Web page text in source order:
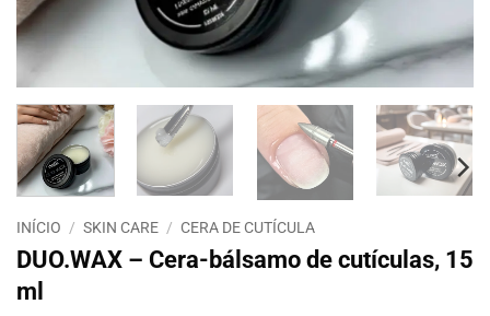
INÍCIO / SKIN CARE / CERA DE CUTÍCULA
DUO.WAX – Cera-bálsamo de cutículas, 15
ml